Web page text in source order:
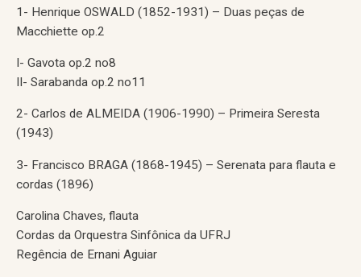
1- Henrique OSWALD (1852-1931) – Duas peças de
Macchiette op.2
I- Gavota op.2 no8
II- Sarabanda op.2 no11
2- Carlos de ALMEIDA (1906-1990) – Primeira Seresta
(1943)
3- Francisco BRAGA (1868-1945) – Serenata para flauta e
cordas (1896)
Carolina Chaves, flauta
Cordas da Orquestra Sinfônica da UFRJ
Regência de Ernani Aguiar